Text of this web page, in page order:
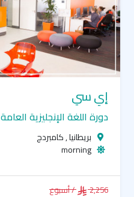
إي سي
دورة اللغة الإنجليزية العامة
بريطانيا , كامبردج
2,256 / أسبوع